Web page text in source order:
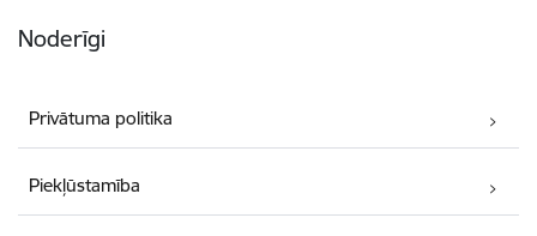
Noderīgi
Privātuma politika
Piekļūstamība